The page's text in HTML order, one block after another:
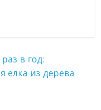
в год:
елка из дерева